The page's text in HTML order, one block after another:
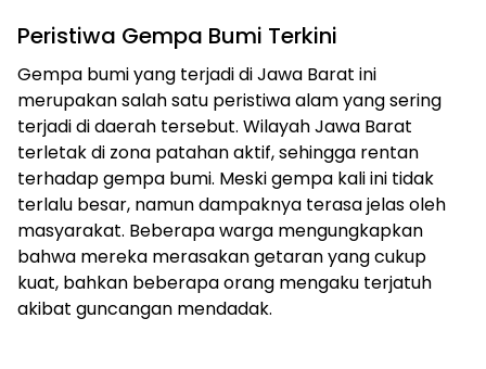
Peristiwa Gempa Bumi Terkini
Gempa bumi yang terjadi di Jawa Barat ini
merupakan salah satu peristiwa alam yang sering
terjadi di daerah tersebut. Wilayah Jawa Barat
terletak di zona patahan aktif, sehingga rentan
terhadap gempa bumi. Meski gempa kali ini tidak
terlalu besar, namun dampaknya terasa jelas oleh
masyarakat. Beberapa warga mengungkapkan
bahwa mereka merasakan getaran yang cukup
kuat, bahkan beberapa orang mengaku terjatuh
akibat guncangan mendadak.